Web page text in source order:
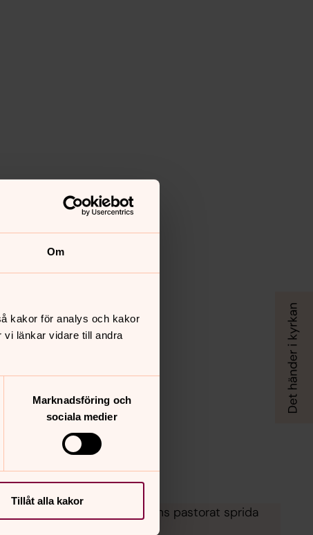
Om
kakor för analys och kakor
länkar vidare till andra
Marknadsföring och
sociala medier
Tillåt alla kakor
som ingår i Carl Johans pastorat sprida
välkommen som du är.